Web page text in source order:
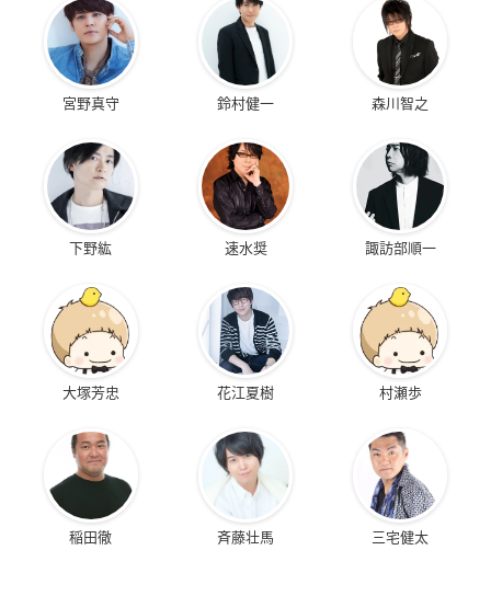
宮野真守 鈴村健一 森川智之
下野紘 速水奨 諏訪部順一
大塚芳忠 花江夏樹 村瀬歩
稲田徹 斉藤壮馬 三宅健太